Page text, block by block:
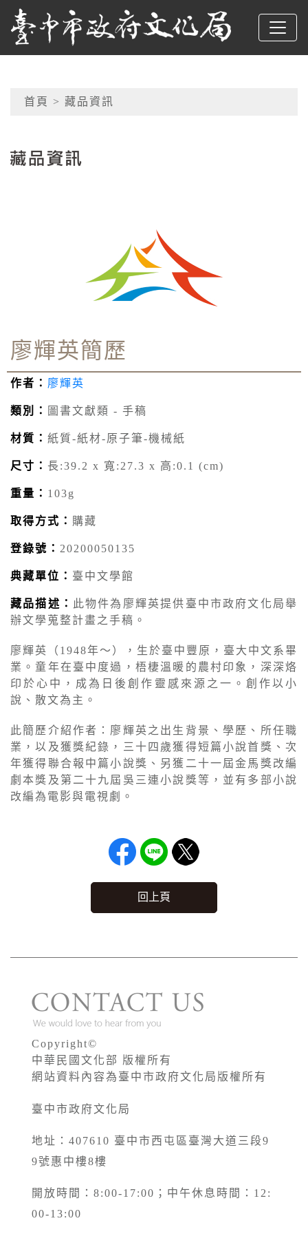
跳到主要內容
臺中市政府文化局
網頁導覽
首頁 > 藏品資訊
廖輝英簡歷
作者： 廖輝英
類別： 圖書文獻類 - 手稿
材質： 紙質-紙材-原子筆-機械紙
尺寸： 長:39.2 x 寬:27.3 x 高:0.1 (cm)
重量： 103g
取得方式： 購藏
登錄號： 20200050135
典藏單位： 臺中文學館
藏品描述： 此物件為廖輝英提供臺中市政府文化局舉
辦文學蒐整計畫之手稿。
廖輝英（1948年～），生於臺中豐原，臺大中文系畢
業。童年在臺中度過，梧棲溫暖的農村印象，深深烙
印於心中，成為日後創作靈感來源之一。創作以小
說、散文為主。
此簡歷介紹作者：廖輝英之出生背景、學歷、所任職
業，以及獲獎紀錄，三十四歲獲得短篇小說首獎、次
年獲得聯合報中篇小說獎、另獲二十一屆金馬獎改編
劇本獎及第二十九屆吳三連小說獎等，並有多部小說
改編為電影與電視劇。
回上頁
Copyright©
中華民國文化部 版權所有
網站資料內容為臺中市政府文化局版權所有
臺中市政府文化局
地址：407610 臺中市西屯區臺灣大道三段9
9號惠中樓8樓
開放時間：8:00-17:00；中午休息時間：12:
00-13:00